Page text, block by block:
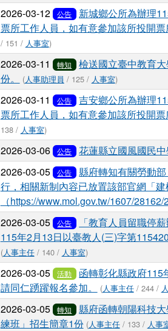
2026-03-12 公告
新城鄉公所為辦理
票所工作人員，如有意參加該所投開
/ 151 / 人事室)
2026-03-11 轉知
檢送國立臺中教育
份。
(人事助理員 / 125 / 人事室)
2026-03-11 公告
吉安鄉公所為辦理
票所工作人員，如有意參加該所投開
138 / 人事室)
2026-03-06 公告 花蓮縣立國風國民
2026-03-05 公告
縣府轉知有關勞動
行，相關新制內容已放置該部官網「建
（https://www.mol.gov.tw/1607/28162/
2026-03-05 公告
「教育人員留職停
115年2月13日以臺教人(三)字第
(人事主任/ 140 / 人事室)
2026-03-05 活動
函轉彰化縣政府115
請同仁踴躍報名參加。
(人事主任/ 244 /
2026-03-05 轉知
縣府函轉朝陽科技
練班」招生簡章1份 (人事主任/ 133 / 人事